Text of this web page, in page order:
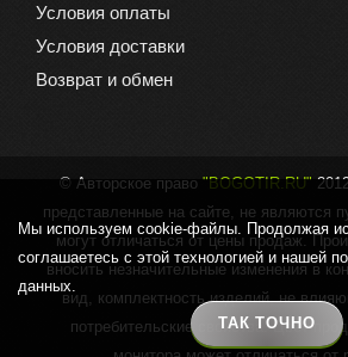
Условия оплаты
Условия доставки
Возврат и обмен
© Авторское право "BOGOTIR.RU"
представленные на сайте, не являются
могут отличаться от цены продаж.
вносить незначительные изменения в
вид, комплектность изделий, не
потребительские свойства. Цвет
Мы используем cookie-файлы. Продолжая
соглашаетесь с этой технологией и нашей
данных.
ТАК ТОЧНО